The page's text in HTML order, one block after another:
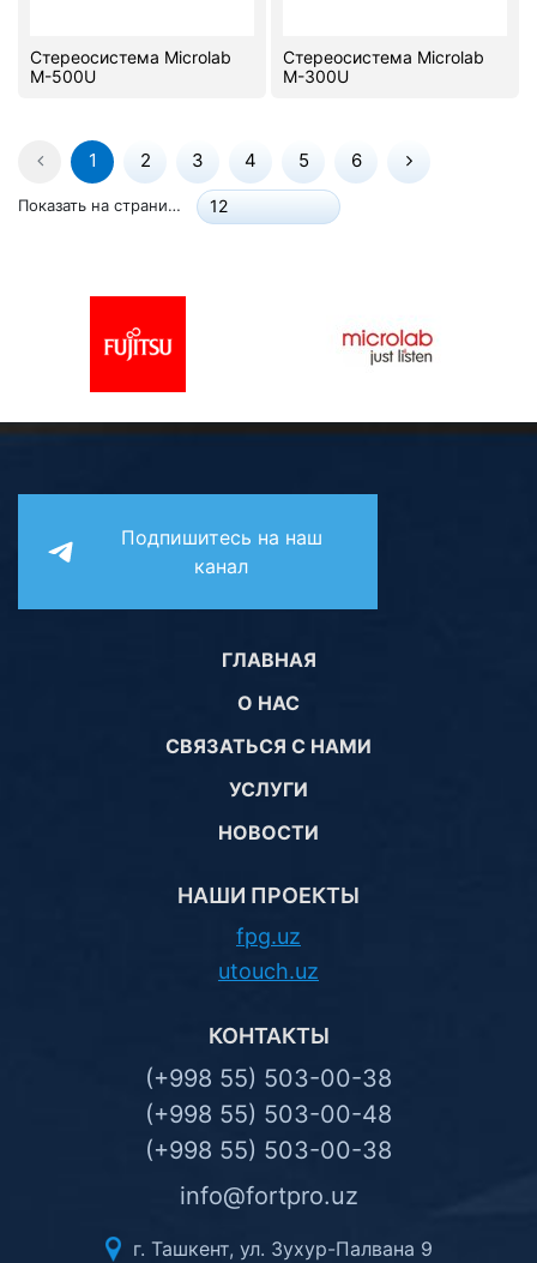
Стереосистема Microlab
M-500U
Стереосистема Microlab
M-300U
1 2 3 4 5 6
Показать на странице: 12
Подпишитесь на наш
канал
ГЛАВНАЯ
О НАС
СВЯЗАТЬСЯ С НАМИ
УСЛУГИ
НОВОСТИ
НАШИ ПРОЕКТЫ
fpg.uz
utouch.uz
КОНТАКТЫ
(+998 55) 503-00-38
(+998 55) 503-00-48
(+998 55) 503-00-38
info@fortpro.uz
г. Ташкент, ул. Зухур-Палвана 9